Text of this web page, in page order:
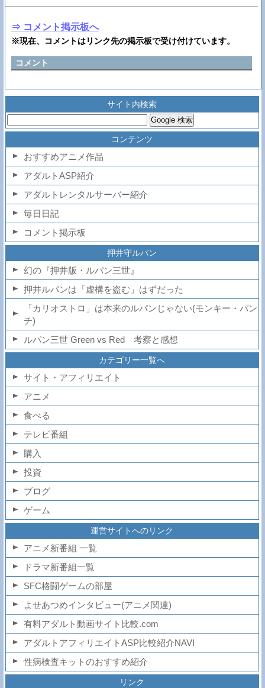
⇒ コメント掲示板へ
※現在、コメントはリンク先の掲示板で受け付けています。
コメント
サイト内検索
コンテンツ
おすすめアニメ作品
アダルトASP紹介
アダルトレンタルサーバー紹介
毎日日記
コメント掲示板
押井守ルパン
幻の『押井版・ルパン三世』
押井ルパンは「虚構を盗む」はずだった
「カリオストロ」は本来のルパンじゃない(モンキー・パン
チ)
ルパン三世 Green vs Red 考察と感想
カテゴリー一覧へ
サイト・アフィリエイト
アニメ
食べる
テレビ番組
購入
投資
ブログ
ゲーム
運営サイトへのリンク
アニメ新番組 一覧
ドラマ新番組一覧
SFC格闘ゲームの部屋
よせあつめインタビュー(アニメ関連)
有料アダルト動画サイト比較.com
アダルトアフィリエイトASP比較紹介NAVI
性病検査キットのおすすめ紹介
リンク